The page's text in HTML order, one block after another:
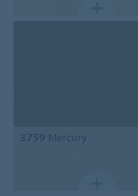
3759 Mercury